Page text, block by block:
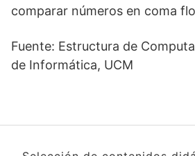
comparar números en coma
Fuente: Estructura de
de Informática, UCM